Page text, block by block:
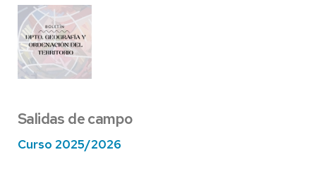
Salidas de campo
Curso 2025/2026